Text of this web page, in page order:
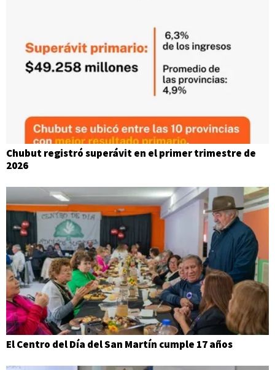
Chubut registró superávit en el primer trimestre de
2026
El Centro del Día del San Martín cumple 17 años